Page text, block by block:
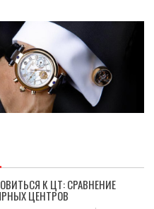
К ЦТ: СРАВНЕНИЕ
ЦЕНТРОВ